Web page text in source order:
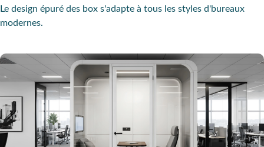
Le design épuré des box s'adapte à tous les styles d'bureaux
modernes.